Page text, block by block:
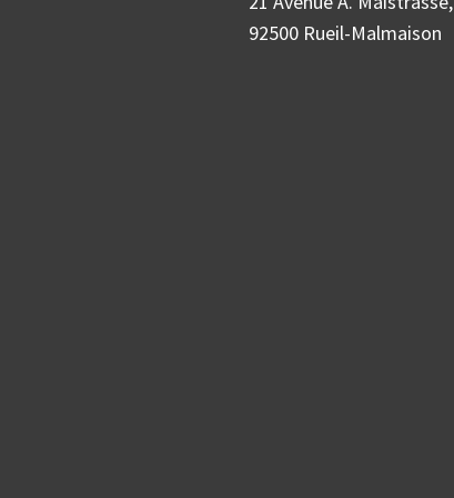
92500 Rueil-Malmaison